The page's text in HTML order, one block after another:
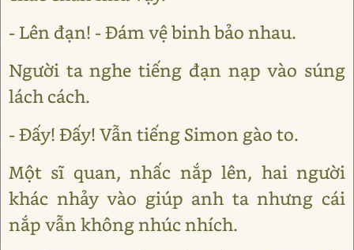
- Lên đạn! - Đám vệ binh bảo nhau.
Người ta nghe tiếng đạn nạp vào súng
lách cách.
- Đấy! Đấy! Vẫn tiếng Simon gào to.
Một sĩ quan, nhấc nắp lên, hai người
khác nhảy vào giúp anh ta nhưng cái
nắp vẫn không nhúc nhích.